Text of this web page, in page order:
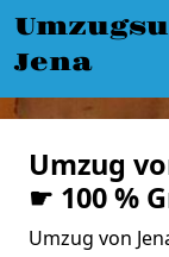
Jena
Umzug
☛ 100 %
Umzug von